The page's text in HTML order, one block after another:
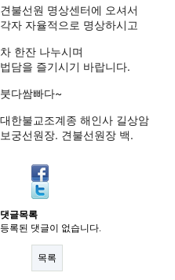
견불선원 명상센터에 오셔서
각자 자율적으로 명상하시고
차 한잔 나누시며
법담을 즐기시기 바랍니다.
붓다쌈빠다~
대한불교조계종 해인사 길상암
보궁선원장. 견불선원장 백.
댓글목록
등록된 댓글이 없습니다.
목록